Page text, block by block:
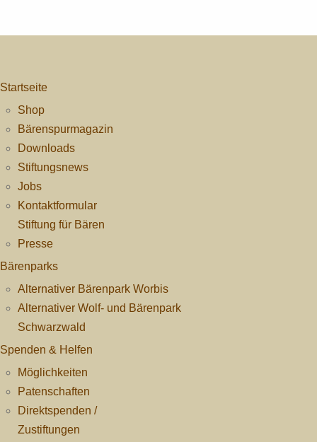
Startseite
Shop
Bärenspurmagazin
Downloads
Stiftungsnews
Jobs
Kontaktformular
Stiftung für Bären
Presse
Bärenparks
Alternativer Bärenpark Worbis
Alternativer Wolf- und Bärenpark
Schwarzwald
Spenden & Helfen
Möglichkeiten
Patenschaften
Direktspenden /
Zustiftungen